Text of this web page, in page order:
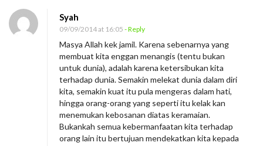
Syah
09/09/2014 at 16:05 - Reply
Masya Allah kek jamil. Karena sebenarnya yang
membuat kita enggan menangis (tentu bukan
untuk dunia), adalah karena ketersibukan kita
terhadap dunia. Semakin melekat dunia dalam diri
kita, semakin kuat itu pula mengeras dalam hati,
hingga orang-orang yang seperti itu kelak kan
menemukan kebosanan diatas keramaian.
Bukankah semua kebermanfaatan kita terhadap
orang lain itu bertujuan mendekatkan kita kepada